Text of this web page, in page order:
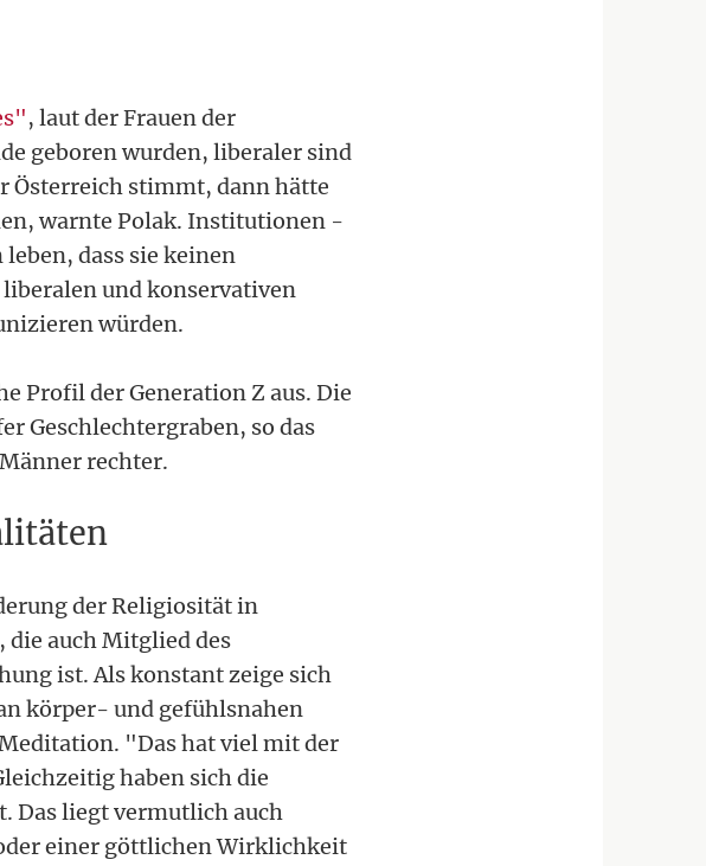
, laut der Frauen der
geboren wurden, liberaler sind
Österreich stimmt, dann hätte
warnte Polak. Institutionen -
dass sie keinen
und konservativen
würden.
Profil der Generation Z aus. Die
Geschlechtergraben, so das
rechter.
der Religiosität in
auch Mitglied des
ist. Als konstant zeige sich
körper- und gefühlsnahen
"Das hat viel mit der
haben sich die
Das liegt vermutlich auch
einer göttlichen Wirklichkeit